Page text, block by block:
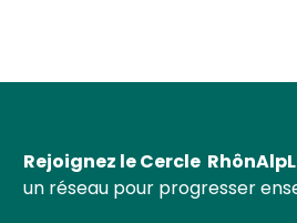
Rejoignez le Cercle
un réseau pour progresser